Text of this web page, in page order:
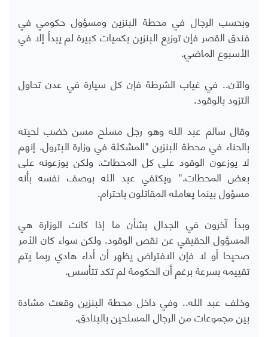
وبحسب الرجال في محطة البنزين ومسؤول حكومي في
فندق القصر فإن توزيع البنزين بكميات كبيرة لم يبدأ إلا في
الأسبوع الماضي.
والآن.. في غياب الشرطة فإن كل سيارة في عدن تحاول
التزود بالوقود.
وقال سالم عبد الله وهو رجل مسلح مسن خضب لحيته
بالحناء في محطة البنزين "المشكلة في وزارة البترول. إنهم
لا يوزعون الوقود على كل المحطات. ولكن يوزعونه على
بعض المحطات." ويكتفي عبد الله بوصف نفسه بأنه
مسؤول بينما يعامله المقاتلون باحترام.
وبدأ آخرون في الجدال بشأن ما إذا كانت الوزارة هي
المسؤول الحقيقي عن نقص الوقود. ولكن سواء كان الأمر
صحيحا أو لا فإن الافتراض يظهر أن أداء هادي ربما يتم
تقييمه بسرعة برغم أن الحكومة لم تكد تتأسس.
وخلف عبد الله.. وفي داخل محطة البنزين وقعت مشادة
بين مجموعات من الرجال المسلحين بالبنادق.